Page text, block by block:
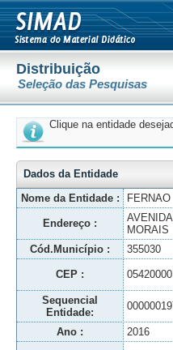
Distribuição
Seleção das Pesquisas
Clique na entidade
Dados da Entidade
Nome da Entidade :
Endereço :
MORAIS
Cód.Município : 355030
CEP : 05420000
Sequencial
Entidade:
Ano : 2016